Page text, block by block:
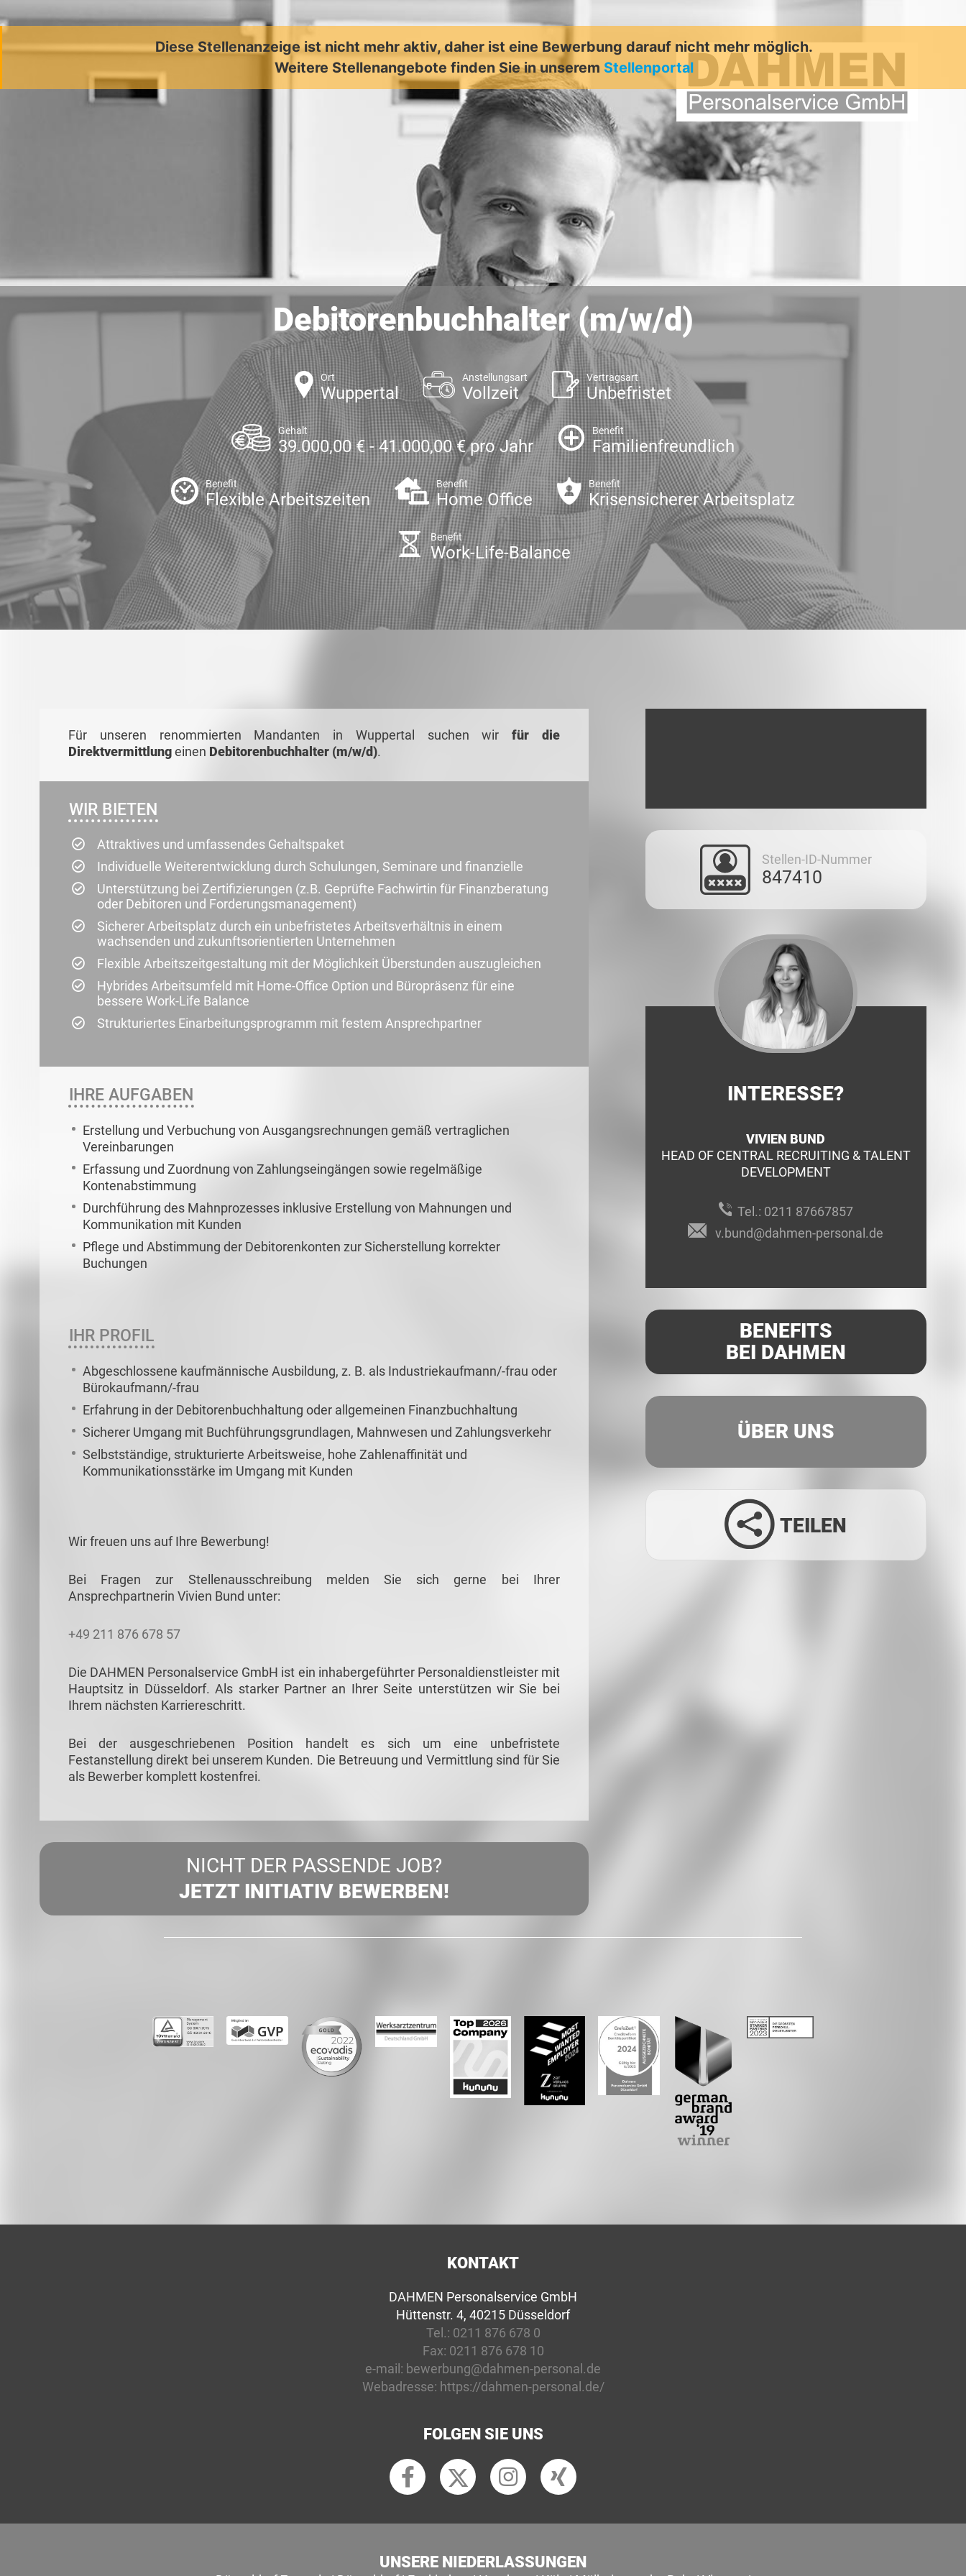
Diese Stellenanzeige ist nicht mehr aktiv, daher ist eine Bewerbung darauf nicht mehr möglich.
Weitere Stellenangebote finden Sie in unserem Stellenportal
Debitorenbuchhalter (m/w/d)
Ort
Wuppertal
Anstellungsart
Vollzeit
Vertragsart
Unbefristet
Gehalt
39.000,00 € - 41.000,00 € pro Jahr
Benefit
Familienfreundlich
Benefit
Flexible Arbeitszeiten
Benefit
Home Office
Benefit
Krisensicherer Arbeitsplatz
Benefit
Work-Life-Balance
Für unseren renommierten Mandanten in Wuppertal suchen wirfür die
Direktvermittlungeinen Debitorenbuchhalter (m/w/d).
WIR BIETEN
Attraktives und umfassendes Gehaltspaket
Individuelle Weiterentwicklung durch Schulungen, Seminare und finanzielle
Unterstützung bei Zertifizierungen (z.B. Geprüfte Fachwirtin für Finanzberatung
oder Debitoren und Forderungsmanagement)
Sicherer Arbeitsplatz durch ein unbefristetes Arbeitsverhältnis in einem
wachsenden und zukunftsorientierten Unternehmen
Flexible Arbeitszeitgestaltung mit der Möglichkeit Überstunden auszugleichen
Hybrides Arbeitsumfeld mit Home-Office Option und Büropräsenz für eine
bessere Work-Life Balance
Strukturiertes Einarbeitungsprogramm mit festem Ansprechpartner
IHRE AUFGABEN
Erstellung und Verbuchung von Ausgangsrechnungen gemäß vertraglichen
Vereinbarungen
Erfassung und Zuordnung von Zahlungseingängen sowie regelmäßige
Kontenabstimmung
Durchführung des Mahnprozesses inklusive Erstellung von Mahnungen und
Kommunikation mit Kunden
Pflege und Abstimmung der Debitorenkonten zur Sicherstellung korrekter
Buchungen
IHR PROFIL
Abgeschlossene kaufmännische Ausbildung, z. B. als Industriekaufmann/-frau oder
Bürokaufmann/-frau
Erfahrung in der Debitorenbuchhaltung oder allgemeinen Finanzbuchhaltung
Sicherer Umgang mit Buchführungsgrundlagen, Mahnwesen und Zahlungsverkehr
Selbstständige, strukturierte Arbeitsweise, hohe Zahlenaffinität und
Kommunikationsstärke im Umgang mit Kunden
Wir freuen uns auf Ihre Bewerbung!
Bei Fragen zur Stellenausschreibung melden Sie sich gerne bei Ihrer
Ansprechpartnerin Vivien Bund unter:
+49 211 876 678 57
Die DAHMEN Personalservice GmbH ist ein inhabergeführter Personaldienstleister mit
Hauptsitz in Düsseldorf. Als starker Partner an Ihrer Seite unterstützen wir Sie bei
Ihrem nächsten Karriereschritt.
Bei der ausgeschriebenen Position handelt es sich um eine unbefristete
Festanstellung direkt bei unserem Kunden. Die Betreuung und Vermittlung sind für Sie
als Bewerber komplett kostenfrei.
NICHT DER PASSENDE JOB?
JETZT INITIATIV BEWERBEN!
Stellen-ID-Nummer
847410
INTERESSE?
VIVIEN BUND
HEAD OF CENTRAL RECRUITING & TALENT
DEVELOPMENT
Tel.: 0211 87667857
v.bund@dahmen-personal.de
BENEFITS
BEI DAHMEN
ÜBER UNS
TEILEN
KONTAKT
DAHMEN Personalservice GmbH
Hüttenstr. 4, 40215 Düsseldorf
Tel.: 0211 876 678 0
Fax: 0211 876 678 10
e-mail: bewerbung@dahmen-personal.de
Webadresse: https://dahmen-personal.de/
FOLGEN SIE UNS
UNSERE NIEDERLASSUNGEN